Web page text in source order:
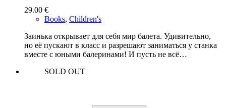
29.00 €
Books, Children's
Заинька открывает для себя мир балета. Удивительно,
но её пускают в класс и разрешают заниматься у станка
вместе с юными балеринами! И пусть не всё…
SOLD OUT